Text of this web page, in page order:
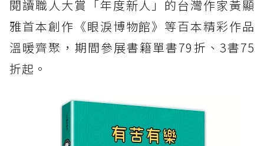
閱讀職人大賞「年度新人」的台灣作家黃顯
雅首本創作《眼淚博物館》等百本精彩作品
溫暖齊聚，期間參展書籍單書79折、3書75
折起。